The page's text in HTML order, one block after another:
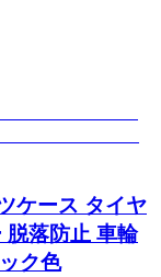
ケース タイヤ
脱落防止 車輪
ク色